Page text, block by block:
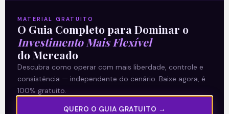
* Este conteúdo faz parte do nosso boletim
diário: ‘E Eu Com Isso?’. Todos os dias, o time
de analistas da Levante prepara as notícias
e análises que impactam seus
MATERIAL GRATUITO
O Guia Completo para Dominar o
Investimento Mais Flexível
do Mercado
Descubra como operar com mais liberdade, controle e
consistência — independente do cenário. Baixe agora, é
100% gratuito.
QUERO O GUIA GRATUITO →